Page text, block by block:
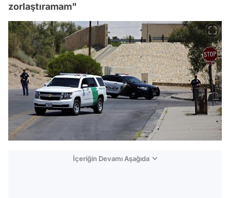
zorlaştıramam"
İçeriğin Devamı Aşağıda